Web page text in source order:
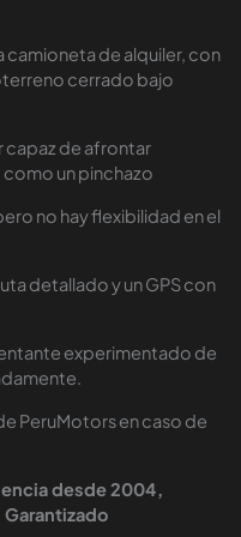
camioneta de alquiler, con
cerrado bajo
capaz de afrontar
un pinchazo
no hay flexibilidad en el
detallado y un GPS con
experimentado de
PeruMotors en caso de
desde 2004,